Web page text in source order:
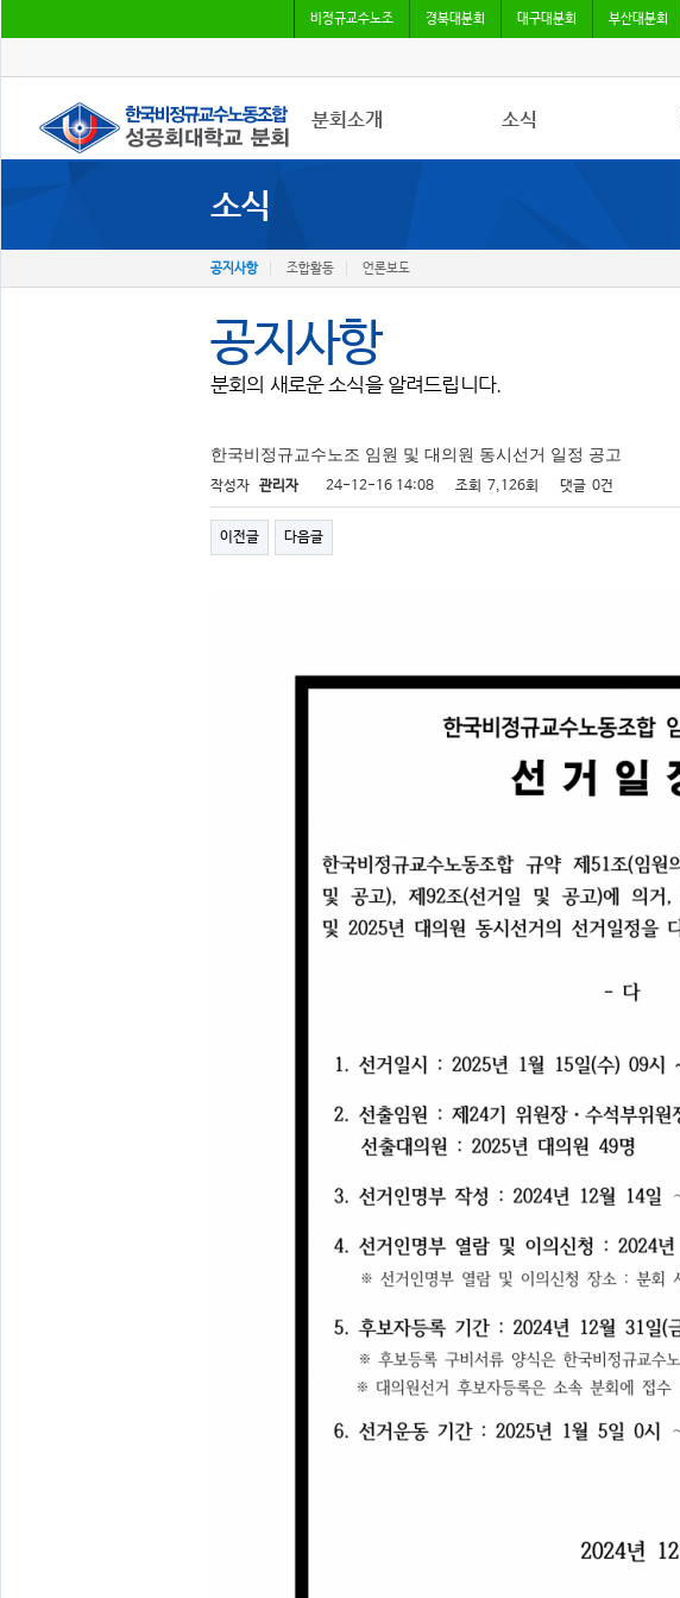
비정규교수노조 경북대분회 대구대분회 부산대분회
분회소개
조합원가입
소식
소식
공지사항 조합활동 언론보도
공지사항
분회의 새로운 소식을 알려드립니다.
한국비정규교수노조 임원 및 대의원 동시선거 일정 공고
작성자 관리자 24-12-16 14:08 조회 7,126회 댓글 0건
이전글 다음글